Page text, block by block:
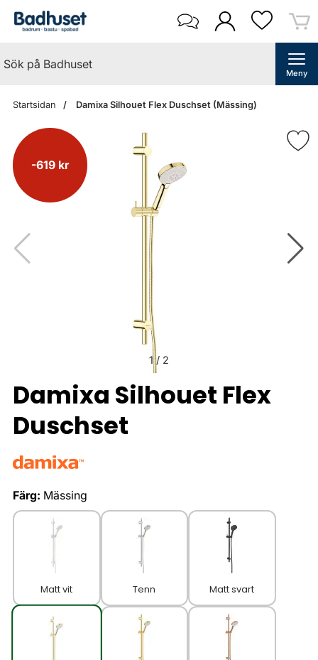
Meny
Startsidan Damixa Silhouet Flex Duschset (Mässing)
-619 kr
1/ 2
Damixa Silhouet Flex
Duschset
Färg: Mässing
Matt vit Tenn Matt svart